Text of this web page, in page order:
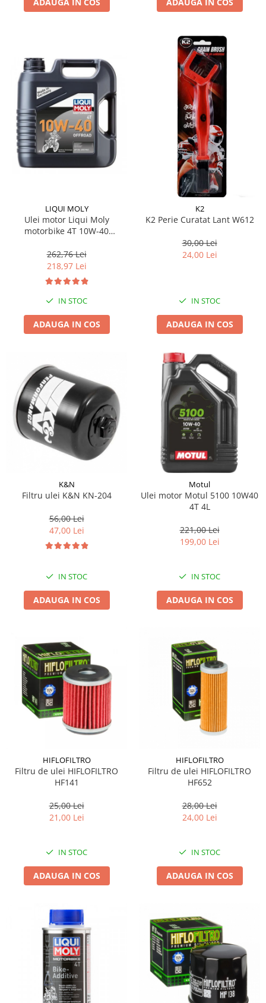
LIQUI MOLY
Ulei motor Liqui Moly
motorbike 4T 10W-40
262,76 Lei
218,97 Lei
IN STOC
ADAUGA IN COS
K2
K2 Perie Curatat Lant W612
30,00 Lei
24,00 Lei
IN STOC
ADAUGA IN COS
K&N
Filtru ulei K&N KN-204
56,00 Lei
47,00 Lei
IN STOC
ADAUGA IN COS
Motul
Ulei motor Motul 5100 10W40
4T 4L
221,00 Lei
199,00 Lei
IN STOC
ADAUGA IN COS
HIFLOFILTRO
Filtru de ulei HIFLOFILTRO
HF141
25,00 Lei
21,00 Lei
IN STOC
ADAUGA IN COS
HIFLOFILTRO
Filtru de ulei HIFLOFILTRO
HF652
28,00 Lei
24,00 Lei
IN STOC
ADAUGA IN COS